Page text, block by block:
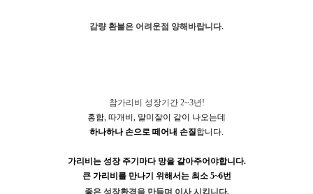
감량 환불은 어려운점 양해바랍니다.
참가리비 성장기간 2~3년!
홍합, 따개비, 말미잘이 같이 나오는데
하나하나 손으로 떼어내 손질합니다.
가리비는 성장 주기마다 망을 갈아주어야합니다.
큰 가리비를 만나기 위해서는 최소 5~6번
좋은 성장환경을 만들며 이사 시킵니다.